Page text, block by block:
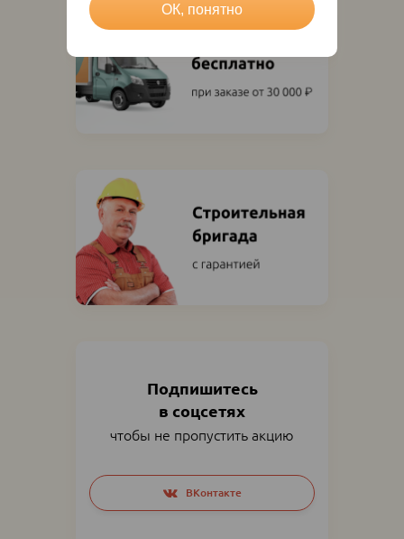
Подпишитесь
в соцсетях
чтобы не пропустить акцию
Social
networks
links
ВКонтакте
ОК, понятно